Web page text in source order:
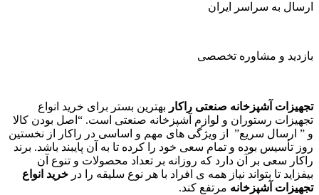
ارسال به سراسر ایران
بازدید و مشاوره تخصصی
تجهیزات آشپزخانه صنعتی راکار بهترین بستر برای خرید انواع
تجهیزات رستوران و لوازم آشپزخانه صنعتی است. “اصل بودن کالا
و ” ارسال سریع” از ویژگی های مهم و اساسی در راکار از نخستین
روز تأسیس بوده و تمام سعی خود را کرده تا به آن پایبند باشد. برند
راکار سعی بر آن دارد که روزانه بر تعداد محصولات و تنوع آن
بیفزاید تا بتواند نیاز همه ی افراد با هر نوع سلیقه را در خرید انواع
تجهیزات آشپزخانه مرتفع کند.